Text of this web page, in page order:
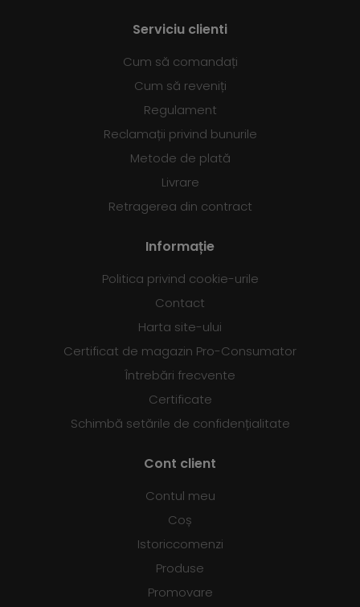
Serviciu clienti
Cum să comandați
Cum să reveniți
Regulament
Reclamații privind bunurile
Metode de plată
Livrare
Retragerea din contract
Informație
Politica privind cookie-urile
Contact
Harta site-ului
Certificat de magazin Pro-Consumator
Întrebări frecvente
Certificate
Schimbă setările de confidențialitate
Cont client
Contul meu
Coș
Istoriccomenzi
Produse
Promovare